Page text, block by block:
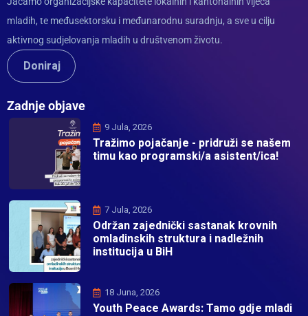
mladih, te međusektorsku i međunarodnu suradnju, a sve u cilju
aktivnog sudjelovanja mladih u društvenom životu.
Doniraj
Zadnje objave
9 Jula, 2026
Tražimo pojačanje - pridruži se našem
timu kao programski/a asistent/ica!
7 Jula, 2026
Održan zajednički sastanak krovnih
omladinskih struktura i nadležnih
institucija u BiH
18 Juna, 2026
Youth Peace Awards: Tamo gdje mladi